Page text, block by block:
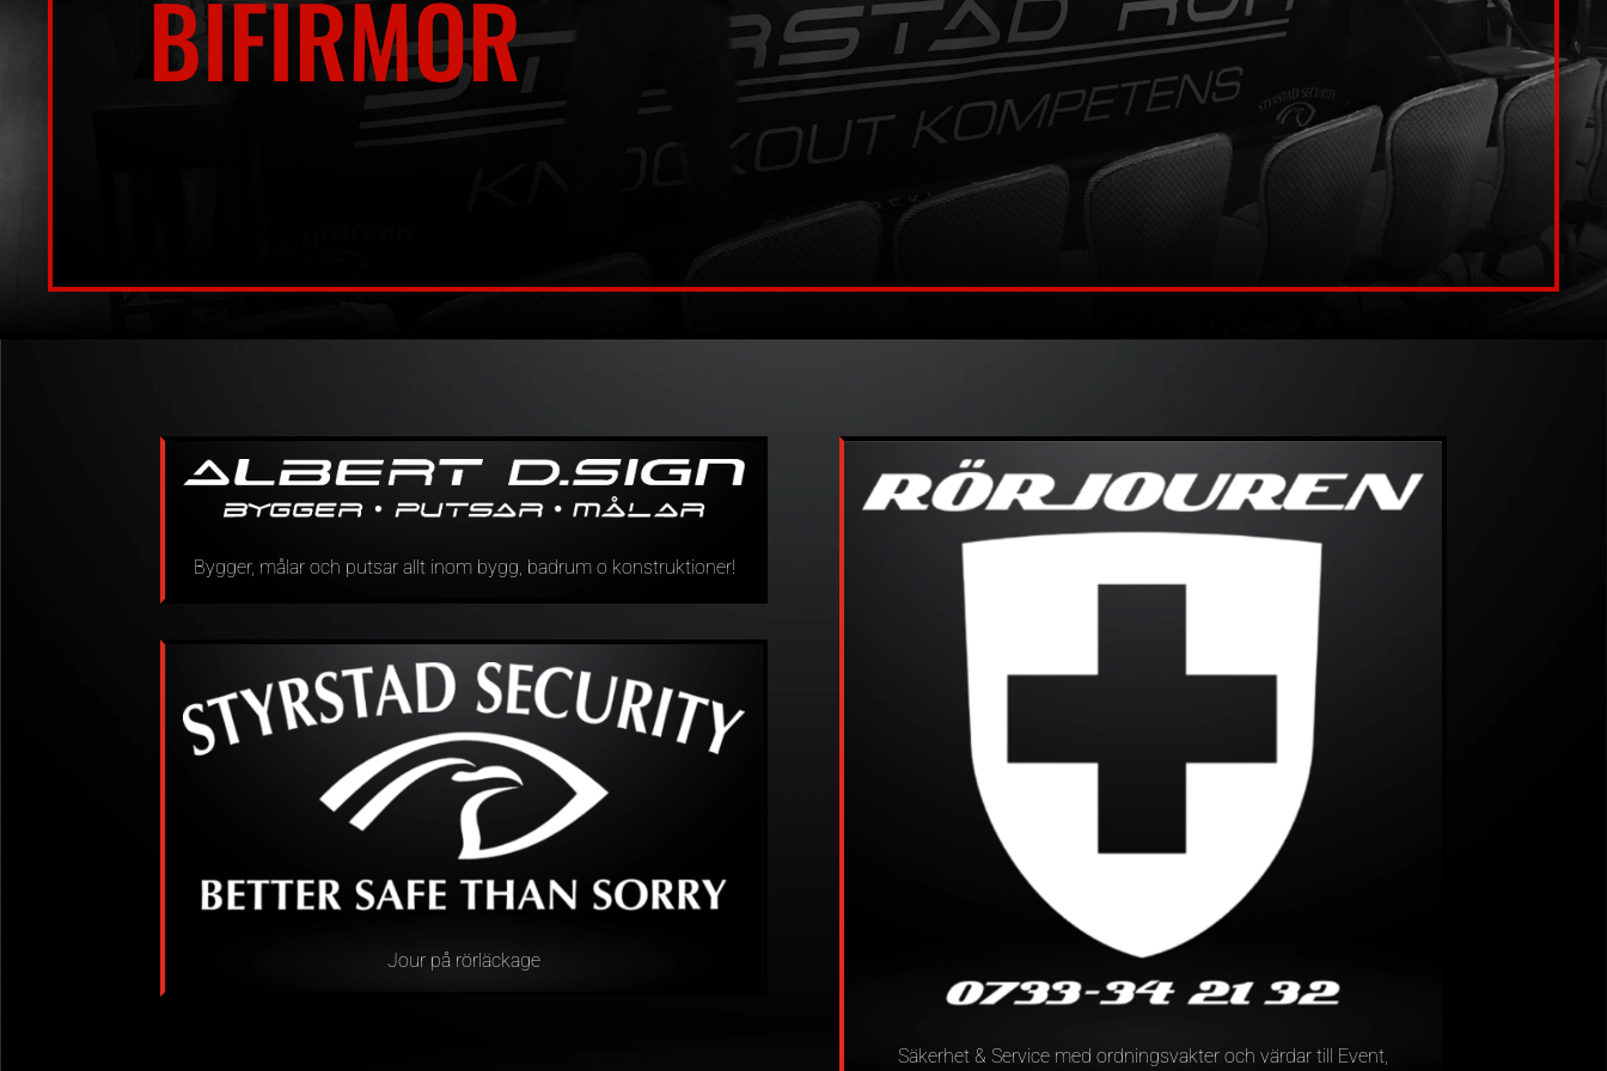
BIFIRMOR
Bygger, målar och putsar allt inom bygg, badrum o konstruktioner!
Jour på rörläckage
Säkerhet & Service med ordningsvakter och värdar till Event,